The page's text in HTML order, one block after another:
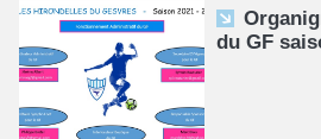
du GF